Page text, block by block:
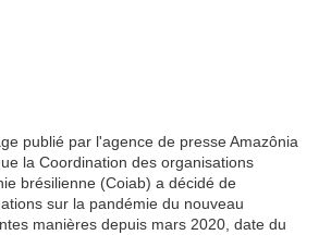
publié par l'agence de presse Amazônia
la Coordination des organisations
brésilienne (Coiab) a décidé de
sur la pandémie du nouveau
manières depuis mars 2020, date du